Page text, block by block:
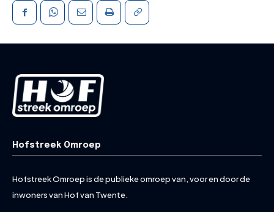
Hofstreek Omroep
Hofstreek Omroep is de publieke omroep van, voor en door de
inwoners van Hof van Twente.